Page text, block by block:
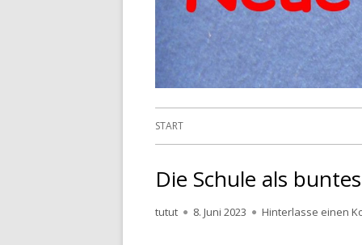
Primäres
START
Die Schule als
Autor
tutut
Veröffentlicht
8. Juni 2023 Hinterlasse einen